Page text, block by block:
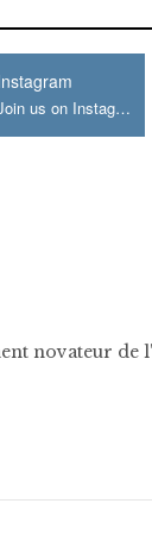
Join us on Instagram
novateur de